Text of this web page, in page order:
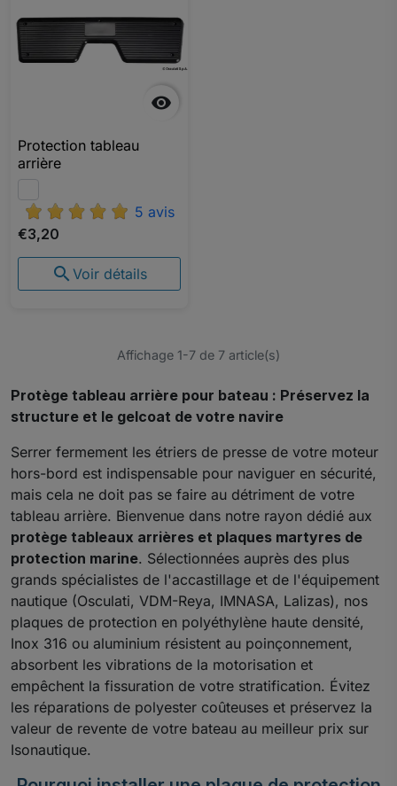

Protection tableau
arrière
5 avis
€3,20
 Voir détails
Affichage 1-7 de 7 article(s)
Protège tableau arrière pour bateau : Préservez la
structure et le gelcoat de votre navire
Serrer fermement les étriers de presse de votre moteur
hors-bord est indispensable pour naviguer en sécurité,
mais cela ne doit pas se faire au détriment de votre
tableau arrière. Bienvenue dans notre rayon dédié aux
protège tableaux arrières et plaques martyres de
protection marine. Sélectionnées auprès des plus
grands spécialistes de l'accastillage et de l'équipement
nautique (Osculati, VDM-Reya, IMNASA, Lalizas), nos
plaques de protection en polyéthylène haute densité,
Inox 316 ou aluminium résistent au poinçonnement,
absorbent les vibrations de la motorisation et
empêchent la fissuration de votre stratification. Évitez
les réparations de polyester coûteuses et préservez la
valeur de revente de votre bateau au meilleur prix sur
Isonautique.